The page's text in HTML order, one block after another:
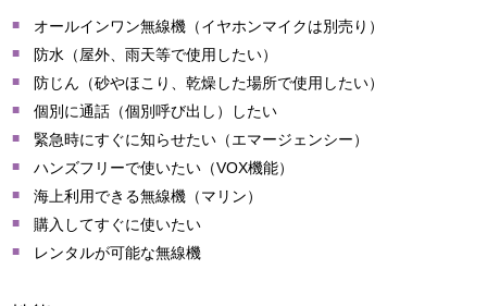
オールインワン無線機（イヤホンマイクは別売り）
防水（屋外、雨天等で使用したい）
防じん（砂やほこり、乾燥した場所で使用したい）
個別に通話（個別呼び出し）したい
緊急時にすぐに知らせたい（エマージェンシー）
ハンズフリーで使いたい（VOX機能）
海上利用できる無線機（マリン）
購入してすぐに使いたい
レンタルが可能な無線機